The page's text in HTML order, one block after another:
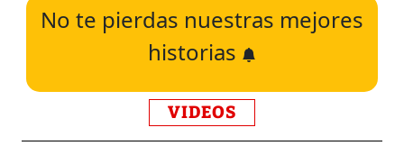
No te pierdas nuestras mejores
historias
VIDEOS